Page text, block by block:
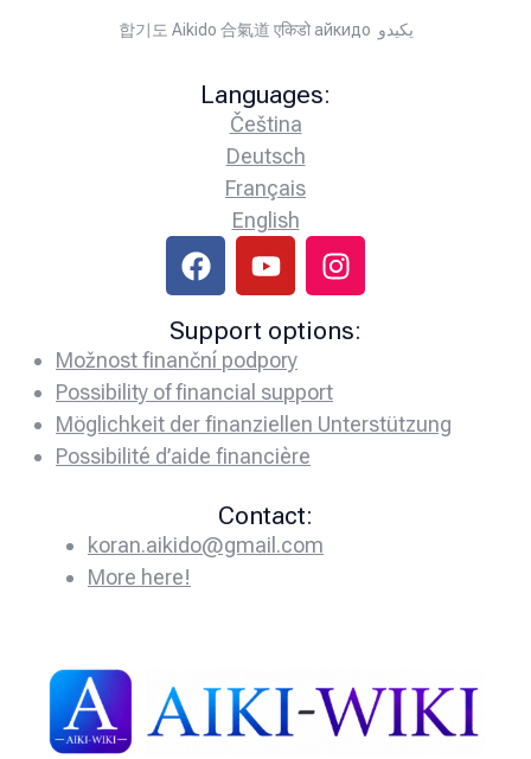
합기도 Aikido 合氣道 एकिडो айкидо يكيدو
Languages:
Čeština
Deutsch
Français
English
Support options:
Možnost finanční podpory
Possibility of financial support
Möglichkeit der finanziellen Unterstützung
Possibilité d’aide financière
Contact:
koran.aikido@gmail.com
More here!